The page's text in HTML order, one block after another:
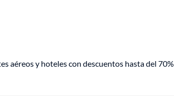
aéreos y hoteles con descuentos hasta del 70%